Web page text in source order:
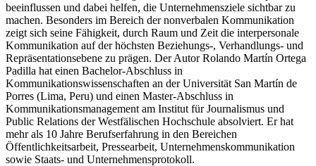
beeinflussen und dabei helfen, die Unternehmensziele sichtbar zu
machen. Besonders im Bereich der nonverbalen Kommunikation
zeigt sich seine Fähigkeit, durch Raum und Zeit die interpersonale
Kommunikation auf der höchsten Beziehungs-, Verhandlungs- und
Repräsentationsebene zu prägen. Der Autor Rolando Martín Ortega
Padilla hat einen Bachelor-Abschluss in
Kommunikationswissenschaften an der Universität San Martín de
Porres (Lima, Peru) und einen Master-Abschluss in
Kommunikationsmanagement am Institut für Journalismus und
Public Relations der Westfälischen Hochschule absolviert. Er hat
mehr als 10 Jahre Berufserfahrung in den Bereichen
Öffentlichkeitsarbeit, Pressearbeit, Unternehmenskommunikation
sowie Staats- und Unternehmensprotokoll.